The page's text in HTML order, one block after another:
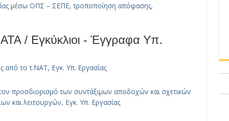
μέσω ΟΠΣ – ΣΕΠΕ, τροποποίηση απόφασης,
/ Εγκύκλιοι - Έγγραφα Υπ.
από το τ.ΝΑΤ, Εγκ. Υπ. Εργασίας
προσδιορισμό των συντάξιμων αποδοχών και σχετικών
και λειτουργών, Εγκ. Υπ. Εργασίας